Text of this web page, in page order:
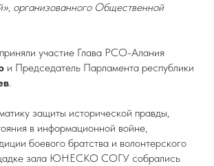
организованного Общественной
участие Глава РСО-Алания
и Председатель Парламента республики
.
защиты исторической правды,
в информационной войне,
боевого братства и волонтерского
зала ЮНЕСКО СОГУ собрались